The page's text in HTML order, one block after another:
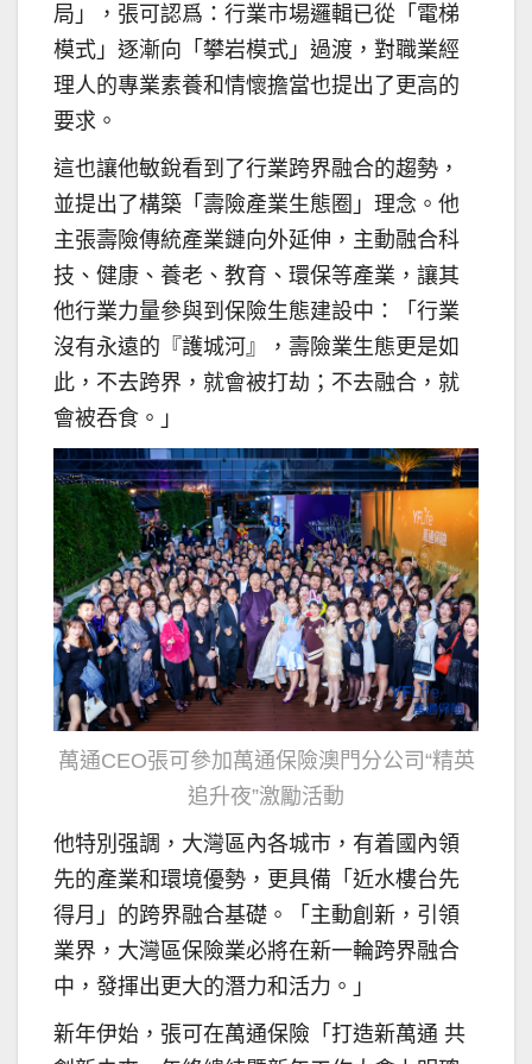
局」，張可認爲：行業市場邏輯已從「電梯
模式」逐漸向「攀岩模式」過渡，對職業經
理人的專業素養和情懷擔當也提出了更高的
要求。
這也讓他敏銳看到了行業跨界融合的趨勢，
並提出了構築「壽險產業生態圈」理念。他
主張壽險傳統產業鏈向外延伸，主動融合科
技、健康、養老、教育、環保等產業，讓其
他行業力量參與到保險生態建設中：「行業
沒有永遠的『護城河』，壽險業生態更是如
此，不去跨界，就會被打劫；不去融合，就
會被吞食。」
萬通CEO張可參加萬通保險澳門分公司“精英
追升夜”激勵活動
他特別强調，大灣區內各城市，有着國內領
先的產業和環境優勢，更具備「近水樓台先
得月」的跨界融合基礎。「主動創新，引領
業界，大灣區保險業必將在新一輪跨界融合
中，發揮出更大的潛力和活力。」
新年伊始，張可在萬通保險「打造新萬通 共